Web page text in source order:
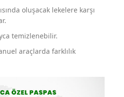
oluşacak lekelere karşı
temizlenebilir.
araçlarda farklılık